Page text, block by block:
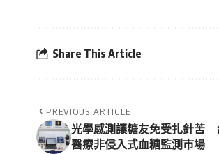
Share This Article
PREVIOUS ARTICLE
光學感測讓糖友免受扎針苦
醫療非侵入式血糖監測市場